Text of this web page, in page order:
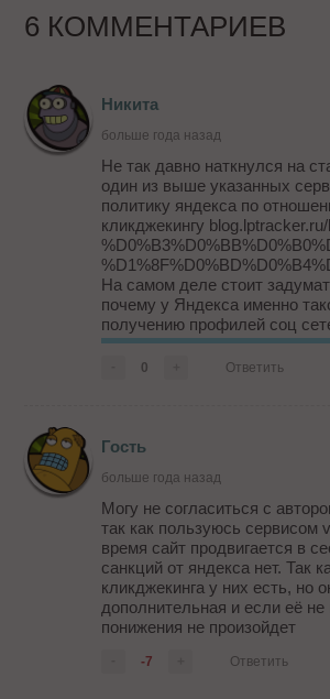
6 КОММЕНТАРИЕВ
Никита
больше года назад
Не так давно наткнулся на
один из выше указанных
политику яндекса по
кликджекингу
На самом деле стоит
почему у Яндекса именно
получению профилей соц
Google, ни один...
0 Ответить
Гость
больше года назад
Могу не согласиться с
так как пользуюсь сервисом
время сайт продвигается в
санкций от яндекса нет. Так
кликджекинга у них есть, но
дополнительная и если её не
понижения не произойдет
-7 Ответить